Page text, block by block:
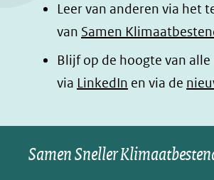
(opent
in
nieuw
venster)
naar
een
(opent
in
nieuw
venster)
naar
een
(opent
in
nieuw
venster)
naar
een
o
p
B
l
e
s
Leer van anderen via het
van Samen
Blijf op de hoogte van
via LinkedIn (opent
nieuw
venster)
en via de
Samen Sneller